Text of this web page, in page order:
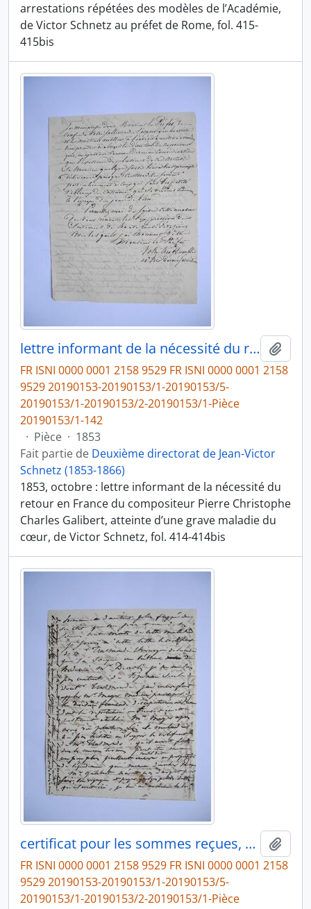
arrestations répétées des modèles de l’Académie,
de Victor Schnetz au préfet de Rome, fol. 415-
415bis
lettre informant de la nécessité du retour en France du compositeur Pierre Christophe Charles Galibert, atteinte d’une grave maladie du cœur, de Victor Schnetz
FR ISNI 0000 0001 2158 9529 FR ISNI 0000 0001 2158
9529 20190153-20190153/1-20190153/5-
20190153/1-20190153/2-20190153/1-Pièce
20190153/1-142
· Pièce · 1853
Fait partie de Deuxième directorat de Jean-Victor
Schnetz (1853-1866)
1853, octobre : lettre informant de la nécessité du
retour en France du compositeur Pierre Christophe
Charles Galibert, atteinte d’une grave maladie du
cœur, de Victor Schnetz, fol. 414-414bis
certificat pour les sommes reçues, signés par les aides de cuisine et cocher (illettrés), Nicolas Gustave Bertinot, graveur, Gabriel Jules Thomas, sculpteur
FR ISNI 0000 0001 2158 9529 FR ISNI 0000 0001 2158
9529 20190153-20190153/1-20190153/5-
20190153/1-20190153/2-20190153/1-Pièce